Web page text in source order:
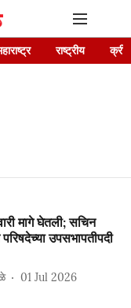
राष्ट्रीय
मागे घेतली; सचिन
उपसभापतीपदी
01 Jul 2026